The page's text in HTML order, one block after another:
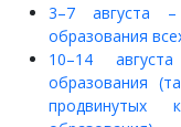
3–7 августа –
образования
10–14
образования
продвинутых